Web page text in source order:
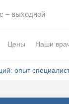
– выходной
Цены Наши
опыт